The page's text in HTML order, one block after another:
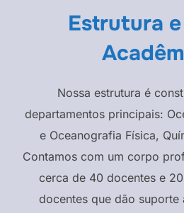
Estrutura
Nossa estrutura é
departamentos principais:
e Oceanografia Física,
Contamos com um corpo
cerca de 40 docentes e
docentes que dão suporte